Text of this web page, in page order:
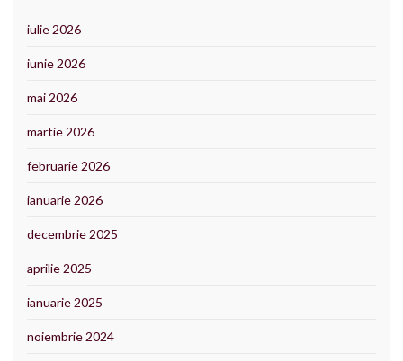
iulie 2026
iunie 2026
mai 2026
martie 2026
februarie 2026
ianuarie 2026
decembrie 2025
aprilie 2025
ianuarie 2025
noiembrie 2024